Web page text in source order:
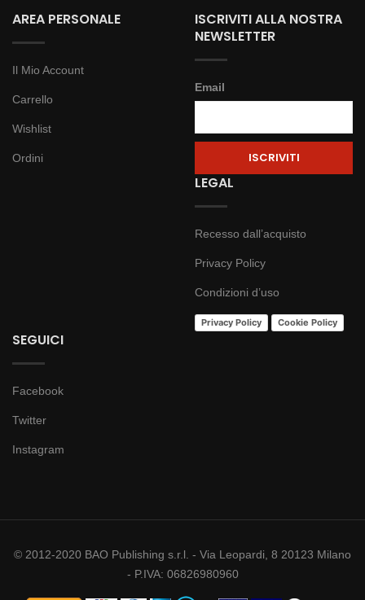
AREA PERSONALE
Il Mio Account
Carrello
Wishlist
Ordini
ISCRIVITI ALLA NOSTRA
NEWSLETTER
Email
LEGAL
Recesso dall’acquisto
Privacy Policy
Condizioni d’uso
Privacy Policy Cookie Policy
SEGUICI
Facebook
Twitter
Instagram
© 2012-2020 BAO Publishing s.r.l. - Via Leopardi, 8 20123 Milano
- P.IVA: 06826980960